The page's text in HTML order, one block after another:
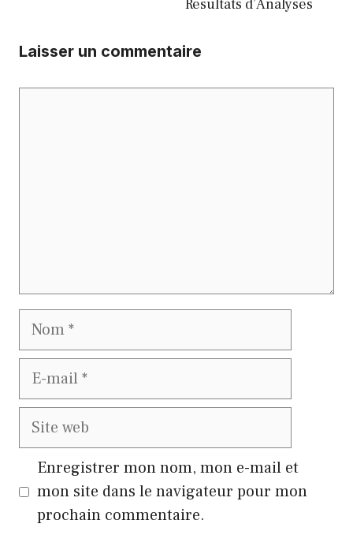
Résultats d’Analyses
Laisser un commentaire
Nom
E-
Site
Enregistrer mon nom, mon e-mail et
mon site dans le navigateur pour mon
prochain commentaire.